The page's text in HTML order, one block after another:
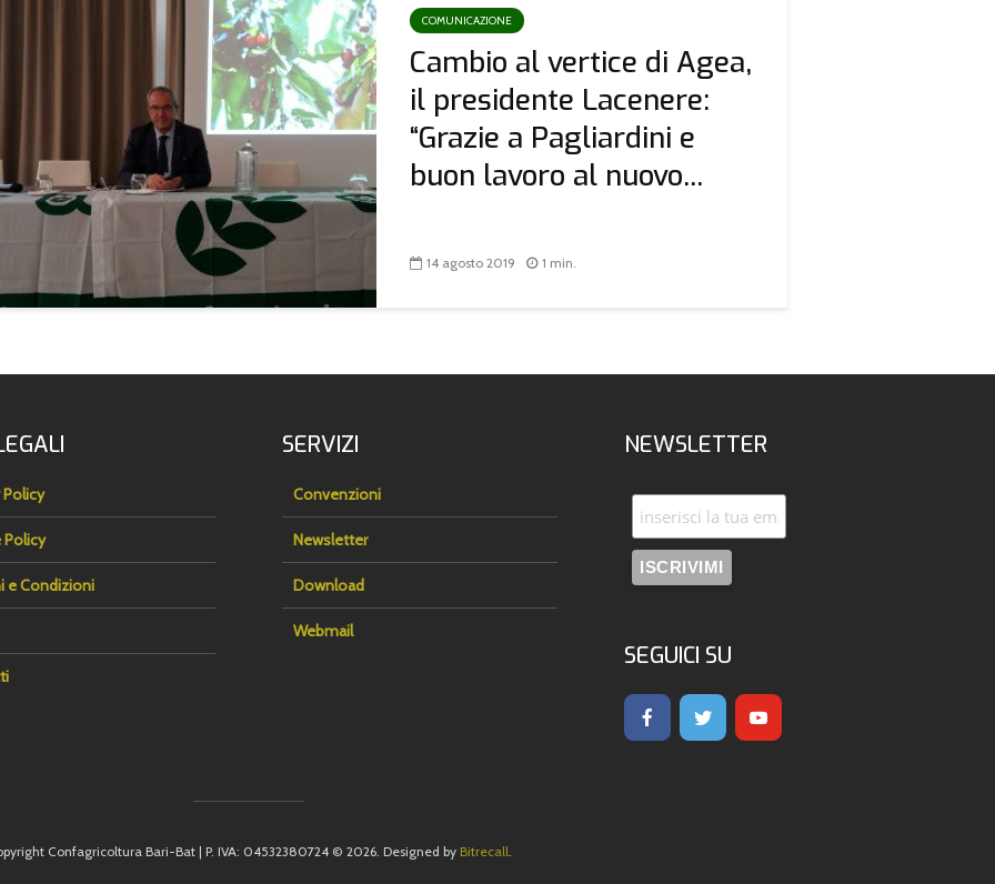
COMUNICAZIONE
Cambio al vertice di Agea,
il presidente Lacenere:
“Grazie a Pagliardini e
buon lavoro al nuovo...
14 agosto 2019 1 min.
Policy
e Condizioni
SERVIZI
Convenzioni
Newsletter
Download
Webmail
NEWSLETTER
SEGUICI SU
Confagricoltura Bari-Bat | P. IVA: 04532380724 © 2026. Designed by Bitrecall.